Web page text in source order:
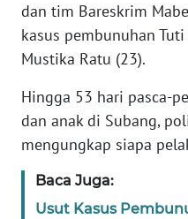
dan tim Bareskrim
kasus pembunuhan
Mustika Ratu (23).
Hingga 53 hari pasca-
dan anak di Subang,
mengungkap siapa
Baca Juga:
Usut Kasus
Informasi
INDEKS
KONTAK
KAMI
INFO
IKLAN